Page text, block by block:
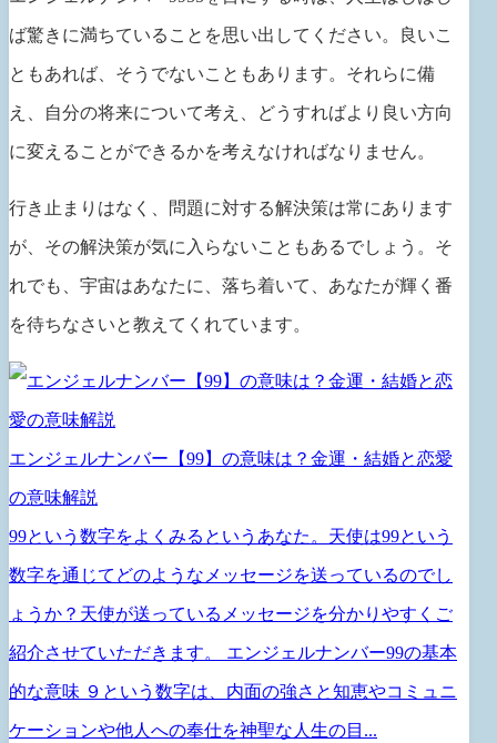
ば驚きに満ちていることを思い出してください。良いこ
ともあれば、そうでないこともあります。それらに備
え、自分の将来について考え、どうすればより良い方向
に変えることができるかを考えなければなりません。
行き止まりはなく、問題に対する解決策は常にあります
が、その解決策が気に入らないこともあるでしょう。そ
れでも、宇宙はあなたに、落ち着いて、あなたが輝く番
を待ちなさいと教えてくれています。
エンジェルナンバー【99】の意味は？金運・結婚と恋愛
の意味解説
99という数字をよくみるというあなた。天使は99という
数字を通じてどのようなメッセージを送っているのでし
ょうか？天使が送っているメッセージを分かりやすくご
紹介させていただきます。 エンジェルナンバー99の基本
的な意味 ９という数字は、内面の強さと知恵やコミュニ
ケーションや他人への奉仕を神聖な人生の目...